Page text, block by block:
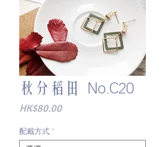
秋分稻田 No.C20
HK$80.00價
配戴方式 *